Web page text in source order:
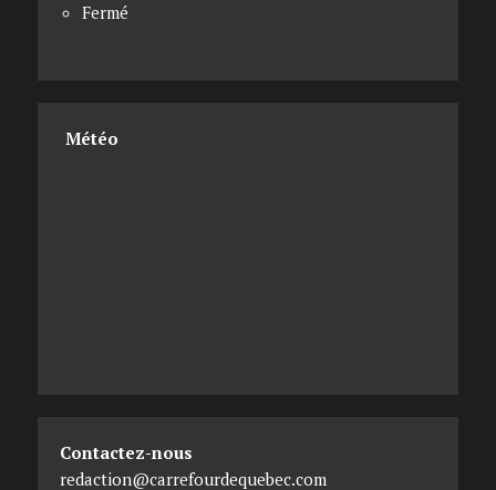
Fermé
Météo
Contactez-nous
redaction@carrefourdequebec.com